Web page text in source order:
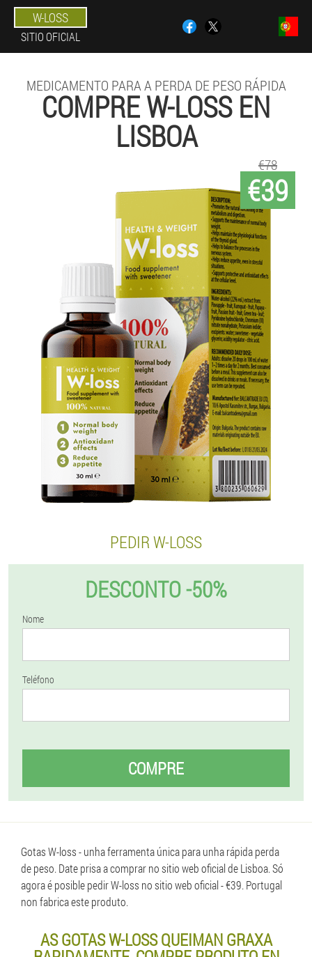
W-LOSS
SITIO OFICIAL
MEDICAMENTO PARA A PERDA DE PESO RÁPIDA
COMPRE W-LOSS EN
LISBOA
€39
€78
PEDIR W-LOSS
DESCONTO -50%
Nome
Teléfono
COMPRE
Gotas W-loss - unha ferramenta única para unha rápida perda
de peso. Date prisa a comprar no sitio web oficial de Lisboa. Só
agora é posible pedir W-loss no sitio web oficial - €39. Portugal
non fabrica este produto.
AS GOTAS W-LOSS QUEIMAN GRAXA